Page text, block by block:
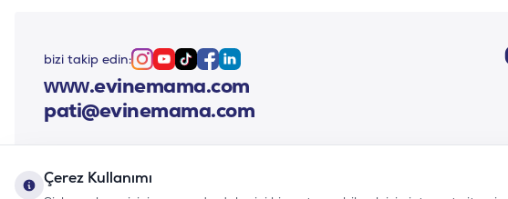
bizi takip edin: Instagram
Youtube
TiktokFacebook
Linkedin
www.evinemama.com
pati@evinemama.com
Çerez Kullanımı